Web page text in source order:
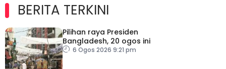
BERITA TERKINI
Pilihan raya Presiden
Bangladesh, 20 ogos ini
6 Ogos 2026 9:21 pm